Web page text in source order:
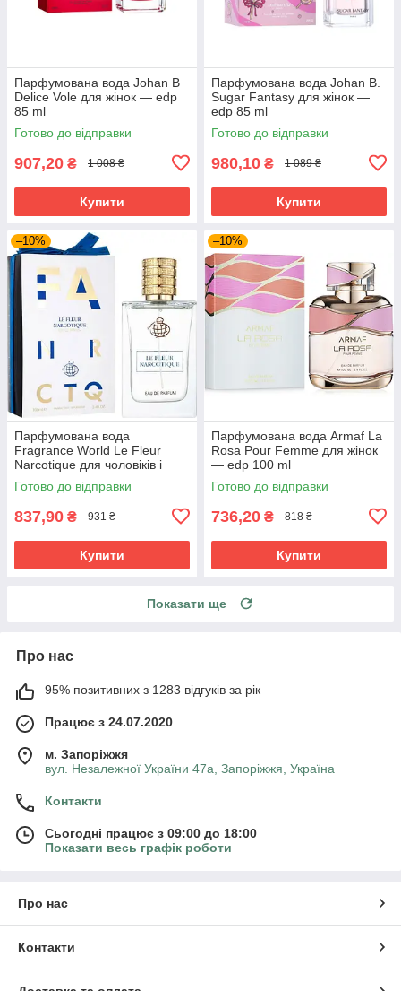
Парфумована вода Johan B
Delice Vole для жінок — edp
85 ml
Готово до відправки
907,20 ₴ 1 008 ₴
Купити
Парфумована вода Johan B.
Sugar Fantasy для жінок —
edp 85 ml
Готово до відправки
980,10 ₴ 1 089 ₴
Купити
–10%
Парфумована вода
Fragrance World Le Fleur
Narcotique для чоловіків і
жінок edp 100 ml
Готово до відправки
837,90 ₴ 931 ₴
Купити
–10%
Парфумована вода Armaf La
Rosa Pour Femme для жінок
— edp 100 ml
Готово до відправки
736,20 ₴ 818 ₴
Купити
Показати ще
Про нас
95% позитивних з 1283 відгуків за рік
Працює з 24.07.2020
м. Запоріжжя
вул. Незалежної України 47а, Запоріжжя, Україна
Контакти
Сьогодні працює з 09:00 до 18:00
Показати весь графік роботи
Про нас
Контакти